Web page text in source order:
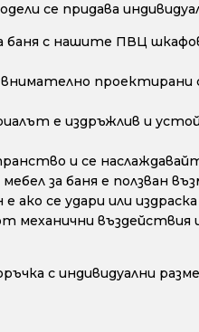
се придава
с нашите ПВЦ
е издръжлив и
и се
за баня е ползван
се удари или
механични
с индивидуални